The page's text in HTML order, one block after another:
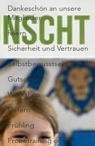
Dankeschön an unsere
Mitglieder
feiern
Sicherheit und Vertrauen
Selbstbewusstsein
Gutschein
Workshop
Ostern
Frühling
Probetraining online